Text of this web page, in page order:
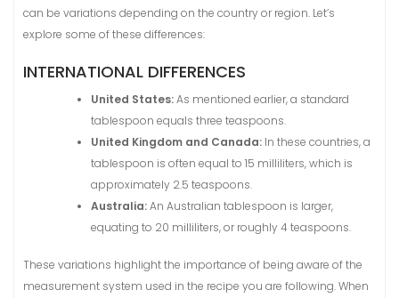
can be variations depending on the country or region. Let’s
explore some of these differences:
INTERNATIONAL DIFFERENCES
United States:As mentioned earlier, a standard
tablespoon equals three teaspoons.
United Kingdom and Canada: In these countries, a
tablespoon is often equal to 15 milliliters, which is
approximately 2.5 teaspoons.
Australia:An Australian tablespoon is larger,
equating to 20 milliliters, or roughly 4 teaspoons.
These variations highlight the importance of being aware of the
measurement system used in the recipe you are following. When